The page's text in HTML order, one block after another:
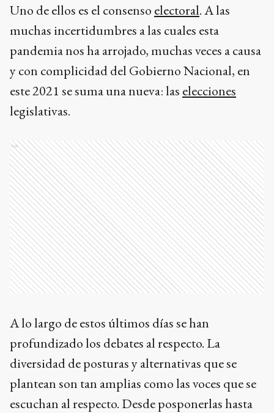
Uno de ellos es el consenso electoral. A las
muchas incertidumbres a las cuales esta
pandemia nos ha arrojado, muchas veces a causa
y con complicidad del Gobierno Nacional, en
este 2021 se suma una nueva: las elecciones
legislativas.
Ads
A lo largo de estos últimos días se han
profundizado los debates al respecto. La
diversidad de posturas y alternativas que se
plantean son tan amplias como las voces que se
escuchan al respecto. Desde posponerlas hasta